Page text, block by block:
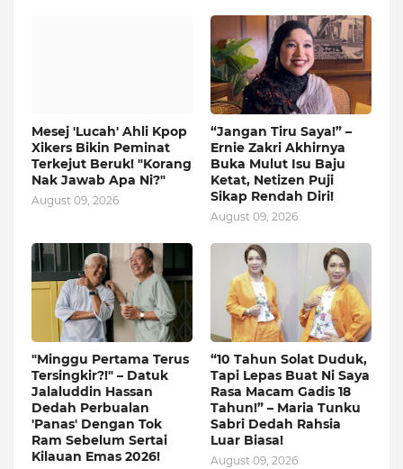
Mesej 'Lucah' Ahli Kpop
Xikers Bikin Peminat
Terkejut Beruk! "Korang
Nak Jawab Apa Ni?"
August 09, 2026
“Jangan Tiru Saya!” –
Ernie Zakri Akhirnya
Buka Mulut Isu Baju
Ketat, Netizen Puji
Sikap Rendah Diri!
August 09, 2026
"Minggu Pertama Terus
Tersingkir?!" – Datuk
Jalaluddin Hassan
Dedah Perbualan
'Panas' Dengan Tok
Ram Sebelum Sertai
Kilauan Emas 2026!
“10 Tahun Solat Duduk,
Tapi Lepas Buat Ni Saya
Rasa Macam Gadis 18
Tahun!” – Maria Tunku
Sabri Dedah Rahsia
Luar Biasa!
August 09, 2026